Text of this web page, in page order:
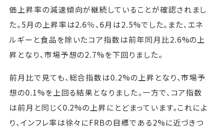
価上昇率の減速傾向が継続していることが確認されまし
た。5月の上昇率は2.6％、6月は2.5%でした。また、エネ
ルギーと食品を除いたコア指数は前年同月比2.6%の上
昇となり、市場予想の2.7%を下回りました。
前月比で見ても、総合指数は0.2%の上昇となり、市場予
想の0.1%を上回る結果となりました。一方で、コア指数
は前月と同じく0.2%の上昇にとどまっています。これによ
り、インフレ率は徐々にFRBの目標である2%に近づきつ